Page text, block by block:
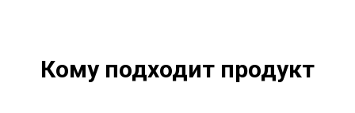
Кому подходит продукт